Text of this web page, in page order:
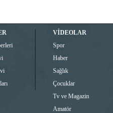
VİDEOLAR
Spor
Haber
Sağlık
Çocuklar
Tv ve Magazin
Amatör